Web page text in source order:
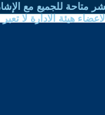
متاحة للجميع مع
هيئة الادارة لا